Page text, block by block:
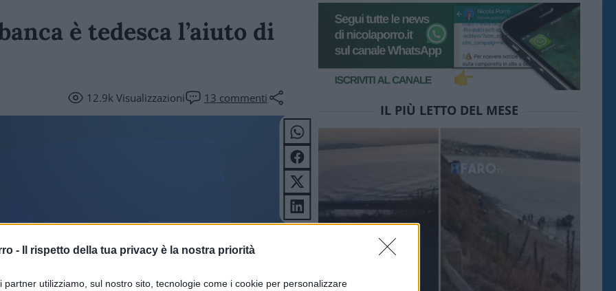
- Il rispetto della tua privacy è la nostra priorità
partner utilizziamo, sul nostro sito, tecnologie come i cookie per personalizzare
è tedesca l’aiuto di
12.9kVisualizzazioni 13 commenti
IL PIÙ LETTO DEL MESE